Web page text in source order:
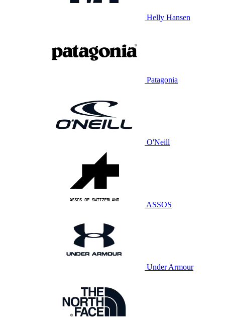
Helly Hansen
Patagonia
O'Neill
ASSOS
Under Armour